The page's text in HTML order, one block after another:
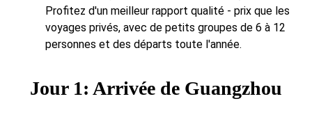
Profitez d'un meilleur rapport qualité - prix que les
voyages privés, avec de petits groupes de 6 à 12
personnes et des départs toute l'année.
Jour 1: Arrivée de Guangzhou